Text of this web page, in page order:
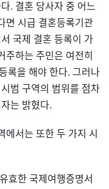
. 결혼 당사자 중 어느
면 시급 결혼등록기관
국제 결혼 등록이 가
주하는 주민은 여전히
록을 해야 한다. 그러나
범 구역의 범위를 점차
는 밝혔다.
에서는 또한 두 가지 시
효한 국제여행증명서